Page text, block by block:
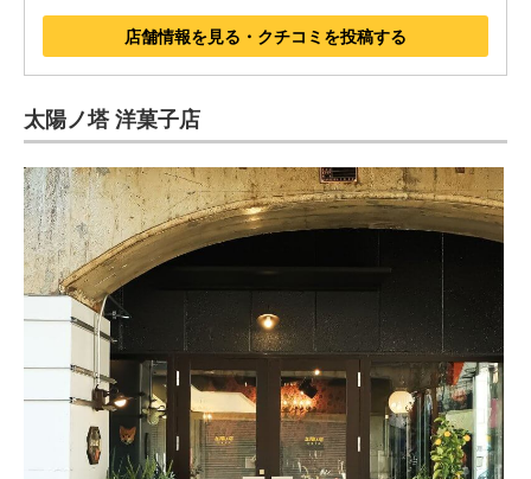
店舗情報を見る・クチコミを投稿する
太陽ノ塔 洋菓子店